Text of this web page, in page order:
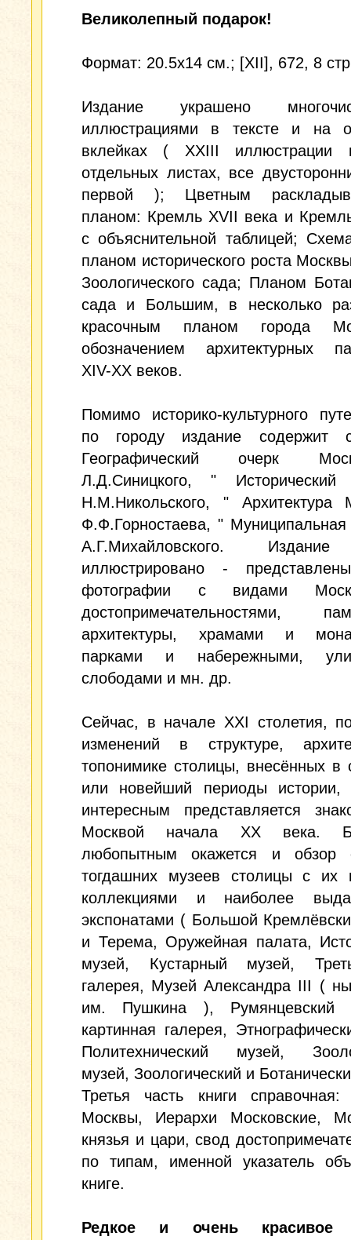
Великолепный подарок!
Формат: 20.5x14 см.; [XII], 672, 8
Издание украшено
иллюстрациями в тексте и на
вклейках ( XXIII иллюстрации
отдельных листах, все
первой ); Цветным
планом: Кремль XVII века и
с объяснительной таблицей;
планом исторического роста
Зоологического сада; Планом
сада и Большим, в несколько
красочным планом города
обозначением архитектурных
XIV-XX веков.
Помимо историко-культурного
по городу издание содержит
Географический очерк
Л.Д.Синицкого, "
Н.М.Никольского, " Архитектура
Ф.Ф.Горностаева, "
А.Г.Михайловского.
иллюстрировано -
фотографии с видами
достопримечательностями,
архитектуры, храмами и
парками и набережными,
слободами и мн. др.
Сейчас, в начале XXI столетия,
изменений в структуре,
топонимике столицы, внесённых в
или новейший периоды истории,
интересным представляется
Москвой начала ХХ века.
любопытным окажется и обзор
тогдашних музеев столицы с их
коллекциями и наиболее
экспонатами ( Большой
и Терема, Оружейная палата,
музей, Кустарный музей,
галерея, Музей Александра III (
им. Пушкина ), Румянцевский
картинная галерея,
Политехнический музей,
музей, Зоологический и
Третья часть книги справочная:
Москвы, Иерархи Московские,
князья и цари, свод
по типам, именной указатель
книге.
Редкое и очень красивое